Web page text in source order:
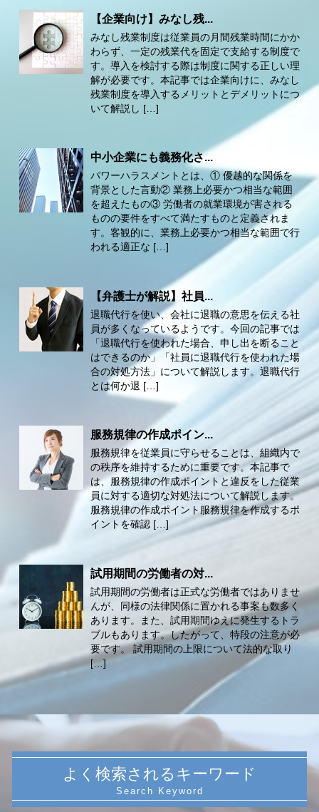
【企業向け】みなし残...
みなし残業制度は従業員の月間残業時間にかか
わらず、一定の残業代を固定で支給する制度で
す。導入を検討する際は制度に関する正しい理
解が必要です。本記事では企業向けに、みなし
残業制度を導入するメリットとデメリットにつ
いて解説し […]
中小企業にも義務化さ...
パワーハラスメントとは、① 優越的な関係を
背景とした言動② 業務上必要かつ相当な範囲
を超えたもの③ 労働者の就業環境が害される
ものの要件をすべて満たすものと定義されま
す。客観的に、業務上必要かつ相当な範囲で行
われる適正な […]
【弁護士が解説】社員...
退職代行を使い、会社に退職の意思を伝える社
員が多くなっているようです。今回の記事では
「退職代行を使われた場合、申し出を断ること
はできるのか」「社員に退職代行を使われた場
合の対処方法」について解説します。退職代行
とは何か退 […]
服務規律の作成ポイン...
服務規律を従業員に守らせることは、組織内で
の秩序を維持するために重要です。本記事で
は、服務規律の作成ポイントと違反をした従業
員に対する適切な対処法について解説します。
服務規律の作成ポイント服務規律を作成するポ
イントを確認 […]
試用期間の労働者の対...
試用期間の労働者は正式な労働者ではありませ
んが、同様の法律関係に置かれる事案も数多く
あります。また、試用期間ゆえに発生するトラ
ブルもあります。したがって、特段の注意が必
要です。 試用期間の上限について法的な取り
[…]
よく検索されるキーワード